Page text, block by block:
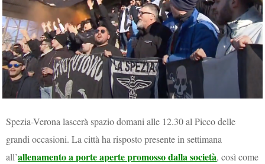
Spezia-Verona lascerà spazio domani alle 12.30 al Picco delle
grandi occasioni. La città ha risposto presente in settimana
all’allenamento a porte aperte promosso dalla società, così come